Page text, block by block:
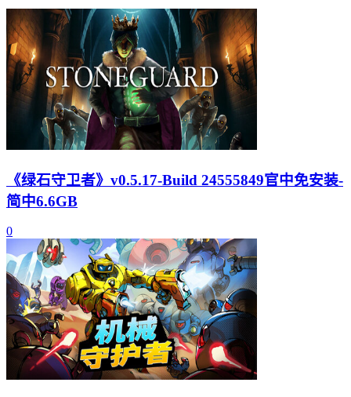
《绿石守卫者》v0.5.17-Build 24555849官中免安装-
简中6.6GB
0